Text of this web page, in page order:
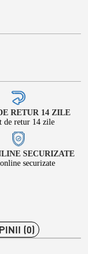
RETUR 14 ZILE
de retur 14 zile
SECURIZATE
securizate
(0)